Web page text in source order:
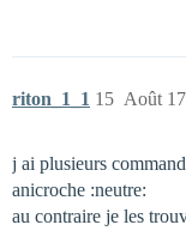
riton_1_1 Août
15
j ai plusieurs
anicroche :neutre:
au contraire je les